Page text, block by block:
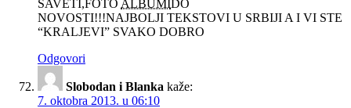
SAVETI,FOTO ALBUMIDO
NOVOSTI!!!NAJBOLJI TEKSTOVI U SRBIJI A I VI STE
“KRALJEVI” SVAKO DOBRO
Odgovori
Slobodan i Blanka kaže:
7. oktobra 2013. u 06:10